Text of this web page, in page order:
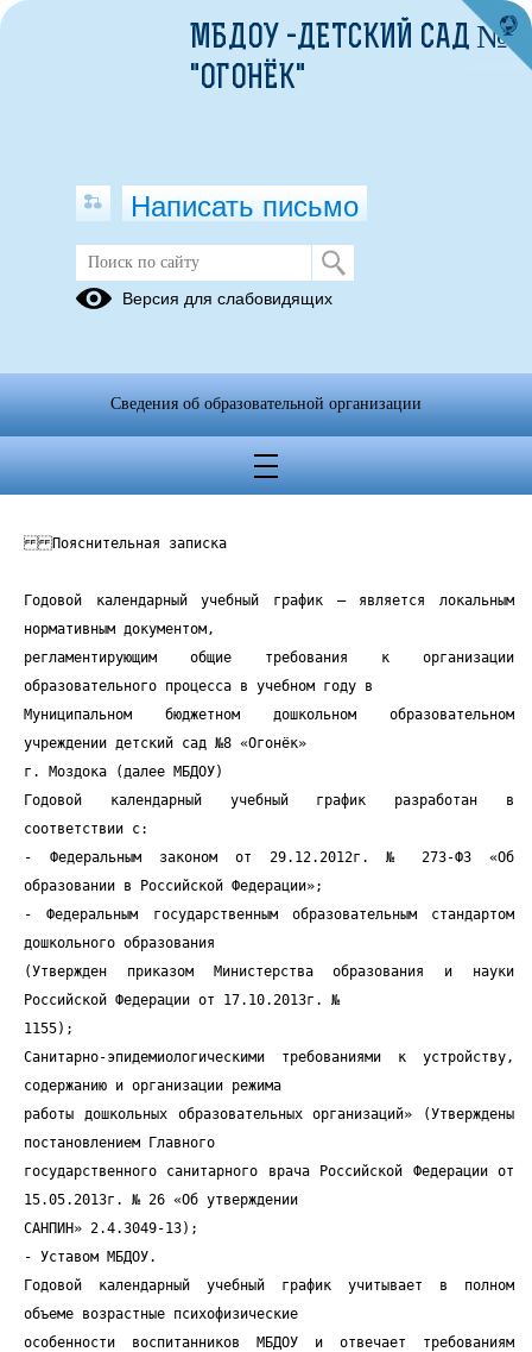
Календарный учебный график на
Опубликовано на сайте
Пояснительная записка
Годовой календарный учебный график – является локальным
нормативным документом,
регламентирующим общие требования к организации
образовательного процесса в учебном году в
Муниципальном бюджетном дошкольном образовательном
учреждении детский сад №8 «Огонёк»
г. Моздока (далее МБДОУ)
Годовой календарный учебный график разработан в
соответствии с:
- Федеральным законом от 29.12.2012г. № 273-ФЗ «Об
образовании в Российской Федерации»;
- Федеральным государственным образовательным стандартом
дошкольного образования
(Утвержден приказом Министерства образования и науки
Российской Федерации от 17.10.2013г. №
1155);
Санитарно-эпидемиологическими требованиями к устройству,
содержанию и организации режима
работы дошкольных образовательных организаций» (Утверждены
постановлением Главного
государственного санитарного врача Российской Федерации от
15.05.2013г. № 26 «Об утверждении
САНПИН» 2.4.3049-13);
- Уставом МБДОУ.
Годовой календарный учебный график учитывает в полном
объеме возрастные психофизические
особенности воспитанников МБДОУ и отвечает требованиям
МБДОУ -ДЕТСКИЙ САД №8
"ОГОНЁК"
Написать письмо
Версия для слабовидящих
Сведения об образовательной организации